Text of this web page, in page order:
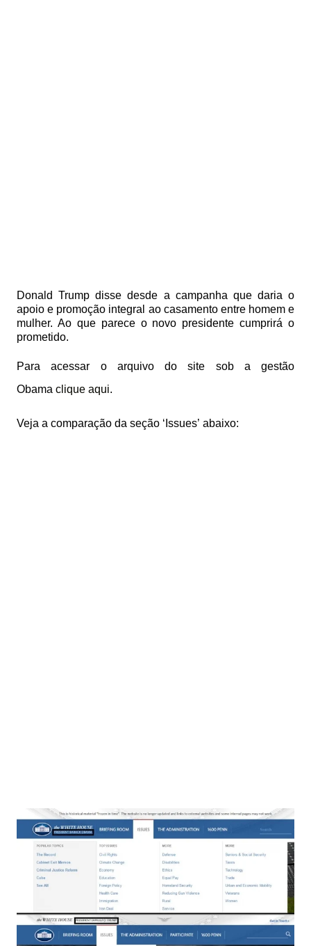
Donald Trump disse desde a campanha que daria o
apoio e promoção integral ao casamento entre homem e
mulher. Ao que parece o novo presidente cumprirá o
prometido.
Para acessar o arquivo do site sob a gestão
Obama clique aqui.
Veja a comparação da seção ‘Issues’ abaixo: